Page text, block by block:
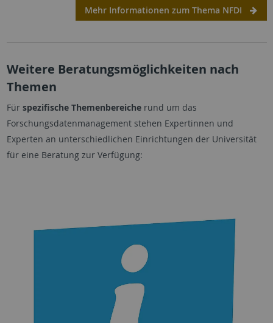
Mehr Informationen zum Thema NFDI
Weitere Beratungsmöglichkeiten nach
Themen
Für spezifische Themenbereicherund um das
Forschungsdatenmanagement stehen Expertinnen und
Experten an unterschiedlichen Einrichtungen der Universität
für eine Beratung zur Verfügung: